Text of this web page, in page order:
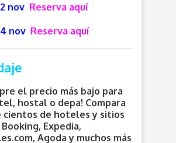
nov Reserva aquí
nov Reserva aquí
el precio más bajo para
hostal o depa! Compara
cientos de hoteles y sitios
Expedia,
Agoda y muchos más